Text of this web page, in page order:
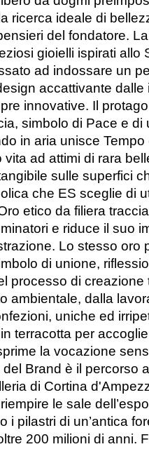
ricerca ideale di
del fondatore.
gioielli ispirati allo
ad indossare un
accattivante dalle
innovative. Il
simbolo di Pace e di
in aria unisce Tempo
ad attimi di rara
sulle superfici
che ES sceglie di
etico da filiera
e riduce il suo
Lo stesso oro
di unione,
processo di creazione
ambientale, dalla
uniche ed
terracotta per
la vocazione
Brand è il percorso
di Cortina
le sale
i pilastri di un’antica
200 milioni di anni.